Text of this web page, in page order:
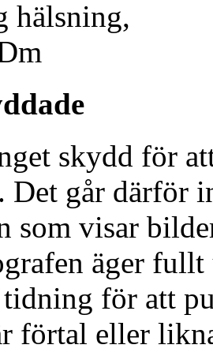
hälsning,
skydd för
Det går därför
som visar
äger
för att
förtal eller